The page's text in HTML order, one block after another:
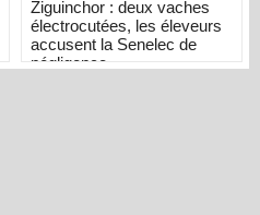
Ziguinchor : deux vaches
électrocutées, les éleveurs
accusent la Senelec de
négligence